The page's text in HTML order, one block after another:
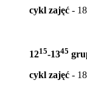
cykl zajęć -
1215-1345
cykl zajęć -